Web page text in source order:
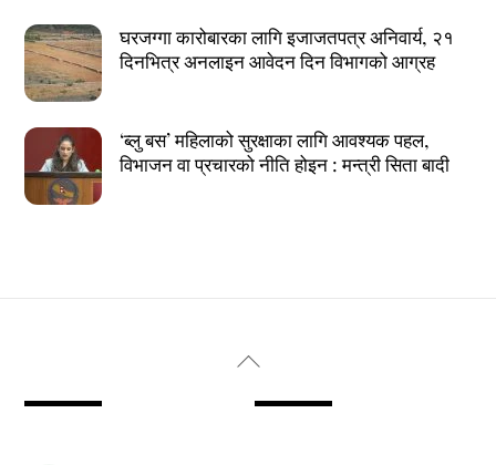
घरजग्गा कारोबारका लागि इजाजतपत्र अनिवार्य, २१
दिनभित्र अनलाइन आवेदन दिन विभागको आग्रह
‘ब्लु बस’ महिलाको सुरक्षाका लागि आवश्यक पहल,
विभाजन वा प्रचारको नीति होइन : मन्त्री सिता बादी
Back